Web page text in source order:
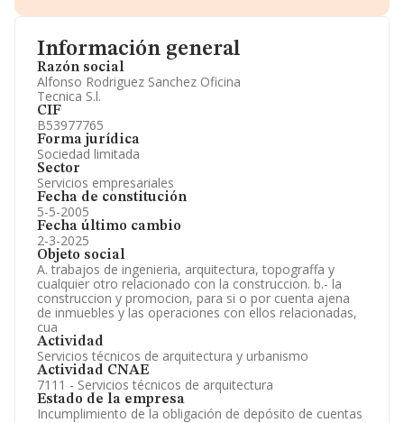
Información general
Razón social
Alfonso Rodriguez Sanchez Oficina
Tecnica S.l.
CIF
B53977765
Forma jurídica
Sociedad limitada
Sector
Servicios empresariales
Fecha de constitución
5-5-2005
Fecha último cambio
2-3-2025
Objeto social
A. trabajos de ingenieria, arquitectura, topograffa y
cualquier otro relacionado con la construccion. b.- la
construccion y promocion, para si o por cuenta ajena
de inmuebles y las operaciones con ellos relacionadas,
cua
Actividad
Servicios técnicos de arquitectura y urbanismo
Actividad CNAE
7111 - Servicios técnicos de arquitectura
Estado de la empresa
Incumplimiento de la obligación de depósito de cuentas
Accionistas.
Artículos de prensa publicados sobre la empresa.
Información oficial y registral complementaria.